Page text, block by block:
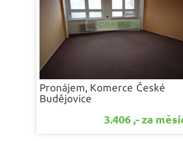
Pronájem, Komerce České
Budějovice
3.406 ,- za